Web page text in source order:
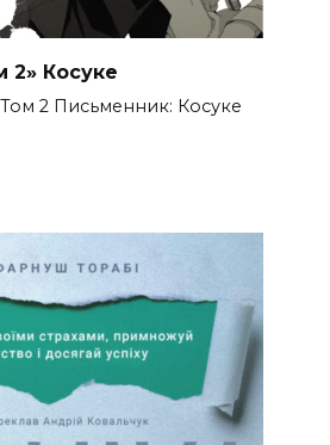
2» Косуке
Том 2 Письменник: Косуке